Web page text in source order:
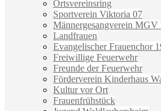
Ortsvereinsring
Sportverein Viktoria 07
Männergesangverein MGV
Landfrauen
Evangelischer Frauenchor
Freiwillige Feuerwehr
Freunde der Feuerwehr
Förderverein Kinderhaus
Kultur vor Ort
Frauenfrühstück